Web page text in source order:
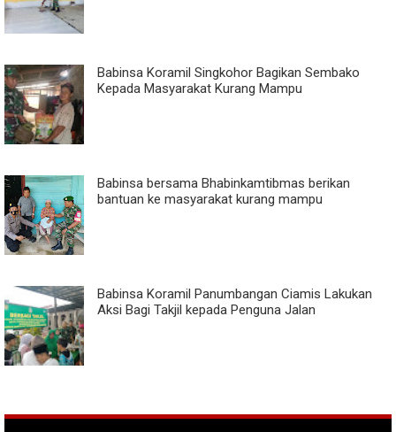
Babinsa Koramil Singkohor Bagikan Sembako
Kepada Masyarakat Kurang Mampu
Babinsa bersama Bhabinkamtibmas berikan
bantuan ke masyarakat kurang mampu
Babinsa Koramil Panumbangan Ciamis Lakukan
Aksi Bagi Takjil kepada Penguna Jalan